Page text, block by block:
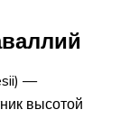
—
высотой